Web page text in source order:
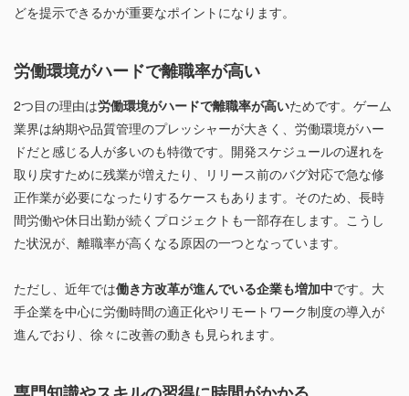
どを提示できるかが重要なポイントになります。
労働環境がハードで離職率が高い
2つ目の理由は労働環境がハードで離職率が高いためです。ゲーム
業界は納期や品質管理のプレッシャーが大きく、労働環境がハー
ドだと感じる人が多いのも特徴です。開発スケジュールの遅れを
取り戻すために残業が増えたり、リリース前のバグ対応で急な修
正作業が必要になったりするケースもあります。そのため、長時
間労働や休日出勤が続くプロジェクトも一部存在します。こうし
た状況が、離職率が高くなる原因の一つとなっています。
ただし、近年では働き方改革が進んでいる企業も増加中です。大
手企業を中心に労働時間の適正化やリモートワーク制度の導入が
進んでおり、徐々に改善の動きも見られます。